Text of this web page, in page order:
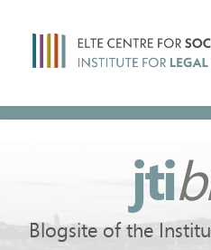
jti
Blogsite of the